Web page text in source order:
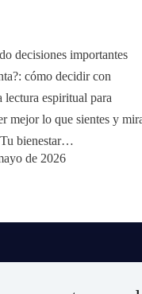
decisiones importantes
cómo decidir con
espiritual para
mejor lo que sientes y
bienestar…
de 2026